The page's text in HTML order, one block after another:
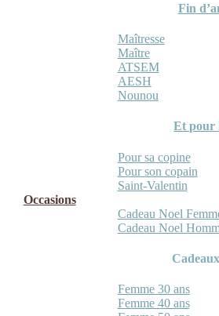
Fin
Maîtresse
Maître
ATSEM
AESH
Nounou
Et pour
Pour sa copine
Pour son copain
Saint-Valentin
Occasions
Cadeau Noel
Cadeau Noel
Femme 30 ans
Femme 40 ans